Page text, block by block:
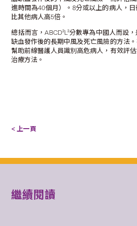
進時間為40個月）。8分或以上的病人，
比其他病人高5倍。
總括而言，ABCD²L²分數專為中國人而設
缺血發作後的長期中風及死亡風險的方法
幫助前線醫護人員識別高危病人，有效評
治療方法。
< 上一頁
繼續閱讀